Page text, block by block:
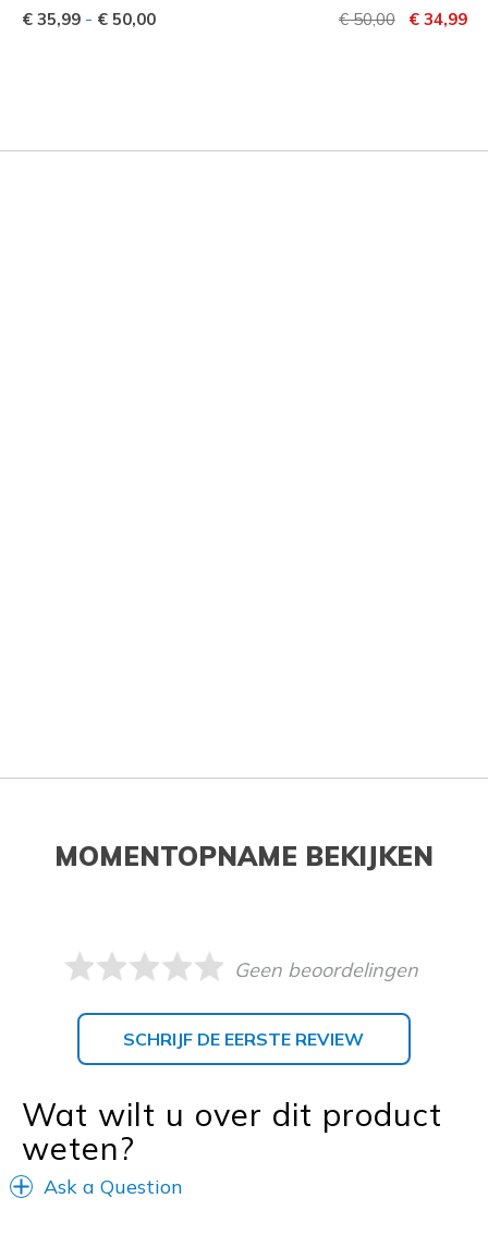
€ 35,99 - € 50,00 Prijs verlaagd van
€ 50,00naar
€ 34,99
MOMENTOPNAME BEKIJKEN
Geen beoordelingen
SCHRIJF DE EERSTE REVIEW
Wat wilt u over dit product
weten?
Ask a Question